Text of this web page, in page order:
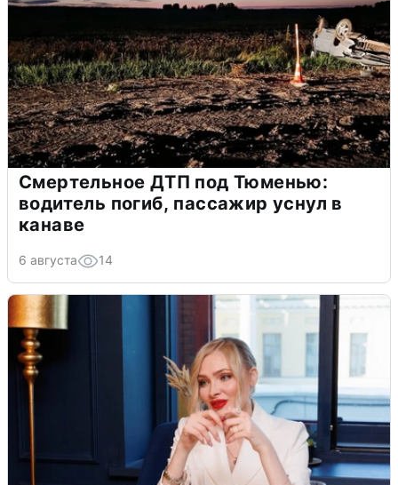
Смертельное ДТП под Тюменью:
водитель погиб, пассажир уснул в
канаве
6 августа 14